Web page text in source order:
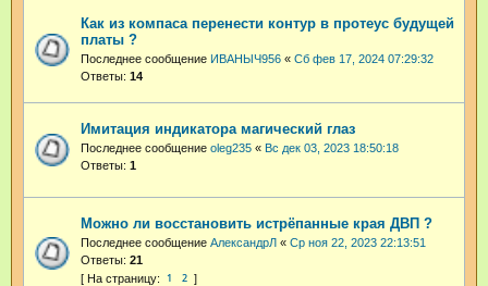
Как из компаса перенести контур в протеус будущей
платы ?
Последнее сообщение ИВАНЫЧ956 « Сб фев 17, 2024 07:29:32
Ответы: 14
Имитация индикатора магический глаз
Последнее сообщение oleg235 « Вс дек 03, 2023 18:50:18
Ответы: 1
Можно ли восстановить истрёпанные края ДВП ?
Последнее сообщение АлександрЛ « Ср ноя 22, 2023 22:13:51
Ответы: 21
1 2